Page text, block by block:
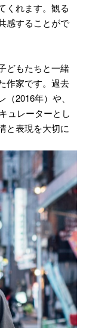
くれます。観る
感することがで
どもたちと一緒
作家です。過去
2016年）や、
ュレーターとし
と表現を大切に